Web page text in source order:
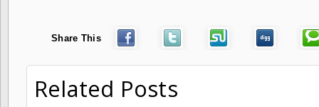
Share This
Related Posts